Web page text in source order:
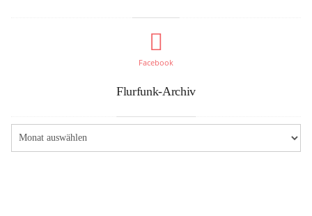
Facebook
Flurfunk-Archiv